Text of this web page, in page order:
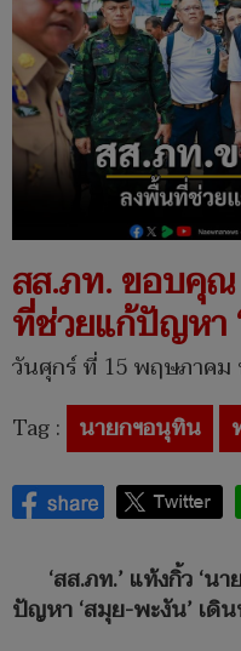
สส.ภท. ขอบคุ
ที่ช่วยแก้ปัญหา
วันศุกร์ ที่ 15 พฤษภาคม
Tag : นายกฯอนุทิน
‘สส.ภท.’ แท้งกิ้ว ‘
ปัญหา ‘สมุย-พะงัน’ เดิ